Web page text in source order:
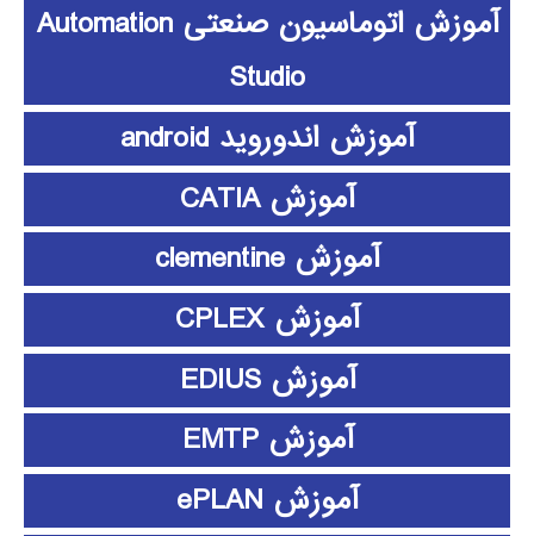
آموزش اتوماسیون صنعتی Automation
Studio
آموزش اندوروید android
آموزش CATIA
آموزش clementine
آموزش CPLEX
آموزش EDIUS
آموزش EMTP
آموزش ePLAN